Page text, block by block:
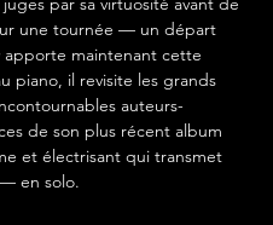
une tournée — un départ
maintenant cette
piano, il revisite les grands
auteurs-
de son plus récent album
et électrisant qui transmet
— en solo.